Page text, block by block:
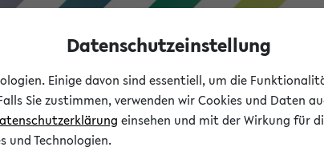
Datenschutzeinstellung
Einige davon sind essentiell, um die
Sie zustimmen, verwenden wir Cookies und Daten
einsehen und mit der Wirkung für
und Technologien.